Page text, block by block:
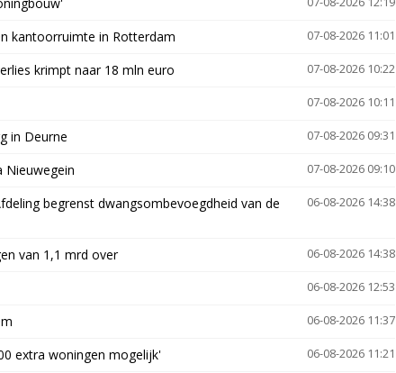
07-08-2026 11:01
kantoorruimte in Rotterdam
07-08-2026 10:22
krimpt naar 18 mln euro
07-08-2026 10:11
07-08-2026 09:31
in Deurne
07-08-2026 09:10
Nieuwegein
06-08-2026 14:38
begrenst dwangsombevoegdheid van de
06-08-2026 14:38
van 1,1 mrd over
06-08-2026 12:53
06-08-2026 11:37
06-08-2026 11:21
extra woningen mogelijk'